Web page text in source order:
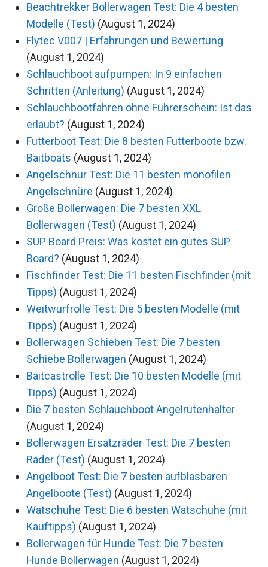
Beachtrekker Bollerwagen Test: Die 4 besten
Modelle (Test) (August 1, 2024)
Flytec V007 | Erfahrungen und Bewertung
(August 1, 2024)
Schlauchboot aufpumpen: In 9 einfachen
Schritten (Anleitung) (August 1, 2024)
Schlauchbootfahren ohne Führerschein: Ist das
erlaubt? (August 1, 2024)
Futterboot Test: Die 8 besten Futterboote bzw.
Baitboats (August 1, 2024)
Angelschnur Test: Die 11 besten monofilen
Angelschnüre (August 1, 2024)
Große Bollerwagen: Die 7 besten XXL
Bollerwagen (Test) (August 1, 2024)
SUP Board Preis: Was kostet ein gutes SUP
Board? (August 1, 2024)
Fischfinder Test: Die 11 besten Fischfinder (mit
Tipps) (August 1, 2024)
Weitwurfrolle Test: Die 5 besten Modelle (mit
Tipps) (August 1, 2024)
Bollerwagen Schieben Test: Die 7 besten
Schiebe Bollerwagen (August 1, 2024)
Baitcastrolle Test: Die 10 besten Modelle (mit
Tipps) (August 1, 2024)
Die 7 besten Schlauchboot Angelrutenhalter
(August 1, 2024)
Bollerwagen Ersatzräder Test: Die 7 besten
Räder (Test) (August 1, 2024)
Angelboot Test: Die 7 besten aufblasbaren
Angelboote (Test) (August 1, 2024)
Watschuhe Test: Die 6 besten Watschuhe (mit
Kauftipps) (August 1, 2024)
Bollerwagen für Hunde Test: Die 7 besten
Hunde Bollerwagen (August 1, 2024)